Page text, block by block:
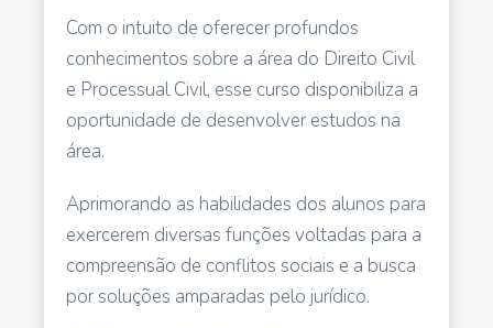
Com o intuito de oferecer profundos
conhecimentos sobre a área do Direito Civil
e Processual Civil, esse curso disponibiliza a
oportunidade de desenvolver estudos na
área.
Aprimorando as habilidades dos alunos para
exercerem diversas funções voltadas para a
compreensão de conflitos sociais e a busca
por soluções amparadas pelo jurídico.